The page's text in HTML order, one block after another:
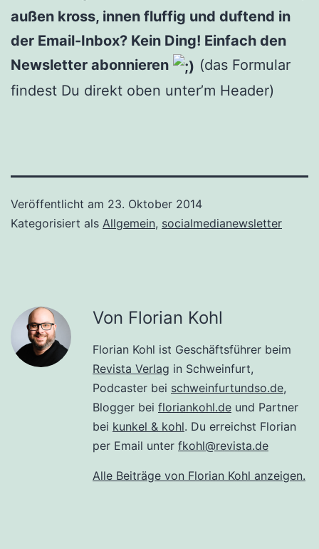
außen kross, innen fluffig und duftend in
der Email-Inbox? Kein Ding! Einfach den
Newsletter abonnieren
(das Formular
findest Du direkt oben unter’m Header)
Veröffentlicht am 23. Oktober 2014
Kategorisiert als Allgemein, socialmedianewsletter
Von Florian Kohl
Florian Kohl ist Geschäftsführer beim
Revista Verlag in Schweinfurt,
Podcaster bei schweinfurtundso.de,
Blogger bei floriankohl.de und Partner
bei kunkel & kohl. Du erreichst Florian
per Email unter fkohl@revista.de
Alle Beiträge von Florian Kohl anzeigen.